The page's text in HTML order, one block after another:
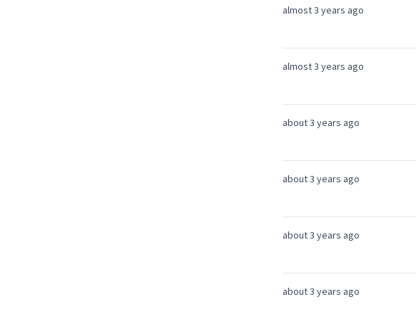
almost 3 years ago
almost 3 years ago
about 3 years ago
about 3 years ago
about 3 years ago
about 3 years ago